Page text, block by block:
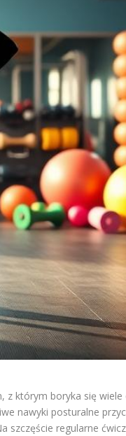
z którym boryka się
nawyki posturalne
regularne